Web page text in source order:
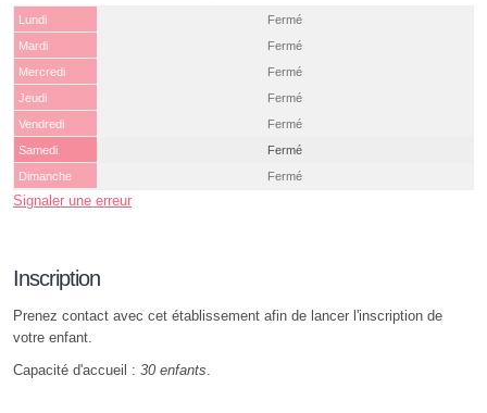
Lundi
Fermé
Mardi
Fermé
Mercredi
Fermé
Jeudi
Fermé
Vendredi
Fermé
Samedi
Fermé
Dimanche
Fermé
Signaler une erreur
Inscription
Prenez contact avec cet établissement afin de lancer l'inscription de
votre enfant.
Capacité d'accueil : 30 enfants